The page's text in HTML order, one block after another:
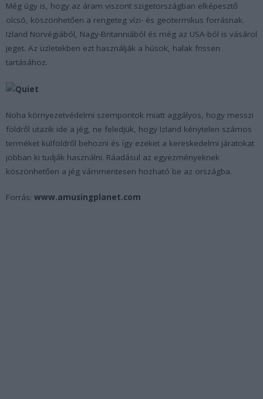
Még úgy is, hogy az áram viszont szigetországban elképesztő
olcsó, köszönhetően a rengeteg vízi- és geotermikus forrásnak.
Izland Norvégiából, Nagy-Britanniából és még az USA-ból is vásárol
jeget. Az üzletekben ezt használják a húsok, halak frissen
tartásához.
Noha környezetvédelmi szempontok miatt aggályos, hogy messzi
földről utazik ide a jég, ne feledjük, hogy Izland kénytelen számos
terméket külföldről behozni és így ezeket a kereskedelmi járatokat
jobban ki tudják használni. Ráadásul az egyezményeknek
köszönhetően a jég vámmentesen hozható be az országba.
Forrás: www.amusingplanet.com